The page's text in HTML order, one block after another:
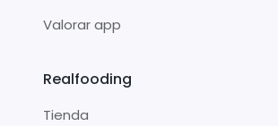
Valorar app
Realfooding
Tienda